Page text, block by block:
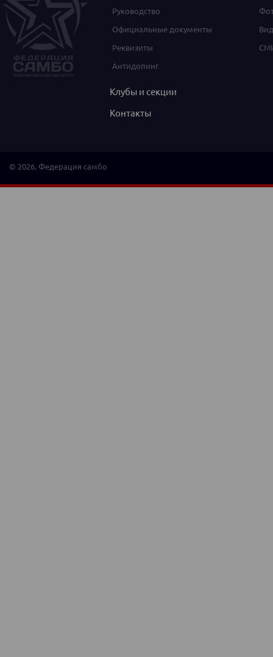
Руководство
Официальные документы
Реквизиты
Антидопинг
Клубы и секции
Контакты
© 2026. Федерация самбо